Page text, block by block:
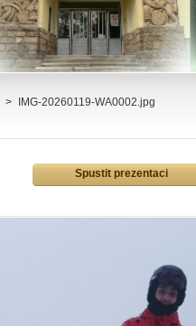
> IMG-20260119-WA0002.jpg
Spustit prezentaci